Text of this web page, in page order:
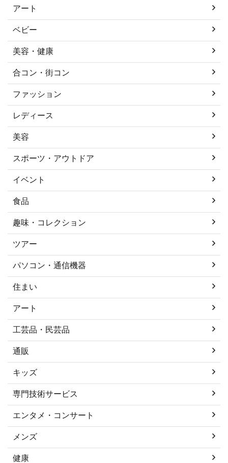
アート
ベビー
美容・健康
合コン・街コン
ファッション
レディース
美容
スポーツ・アウトドア
イベント
食品
趣味・コレクション
ツアー
パソコン・通信機器
住まい
アート
工芸品・民芸品
通販
キッズ
専門技術サービス
エンタメ・コンサート
メンズ
健康